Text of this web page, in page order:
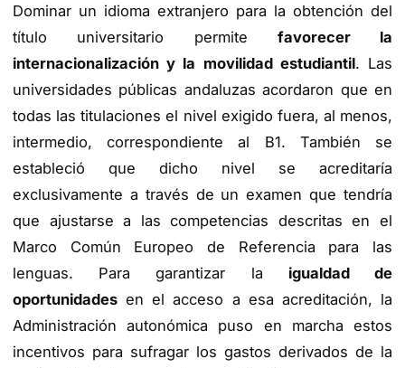
Dominar un idioma extranjero para la obtención del
título universitario permite favorecer la
internacionalización y la movilidad estudiantil. Las
universidades públicas andaluzas acordaron que en
todas las titulaciones el nivel exigido fuera, al menos,
intermedio, correspondiente al B1. También se
estableció que dicho nivel se acreditaría
exclusivamente a través de un examen que tendría
que ajustarse a las competencias descritas en el
Marco Común Europeo de Referencia para las
lenguas. Para garantizar la igualdad de
oportunidades en el acceso a esa acreditación, la
Administración autonómica puso en marcha estos
incentivos para sufragar los gastos derivados de la